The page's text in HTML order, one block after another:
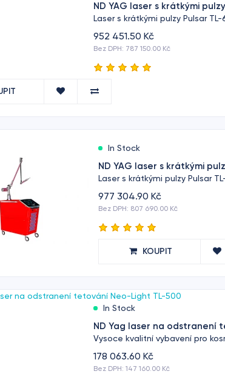
ND YAG laser s krátkými
Laser s krátkými pulzy Pulsar
952 451.50 Kč
Bez DPH: 787 150.00 Kč
In Stock
ND YAG laser s krátkými
Laser s krátkými pulzy Pulsar
977 304.90 Kč
Bez DPH: 807 690.00 Kč
KOUPIT
In Stock
ND Yag laser na odstranení
Vysoce kvalitní vybavení pro
178 063.60 Kč
Bez DPH: 147 160.00 Kč